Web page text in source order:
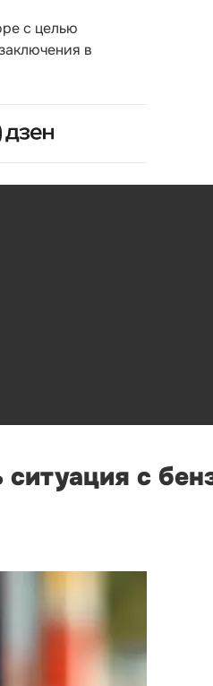
с целью
в
ситуация с